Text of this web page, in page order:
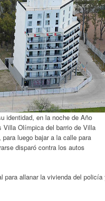
identidad, en la noche de Año
Villa Olímpica del barrio de Villa
luego bajar a la calle para
disparó contra los autos
para allanar la vivienda del policía